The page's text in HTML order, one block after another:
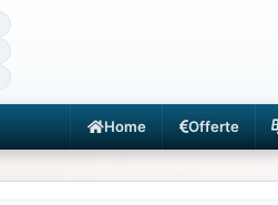
Home Offerte